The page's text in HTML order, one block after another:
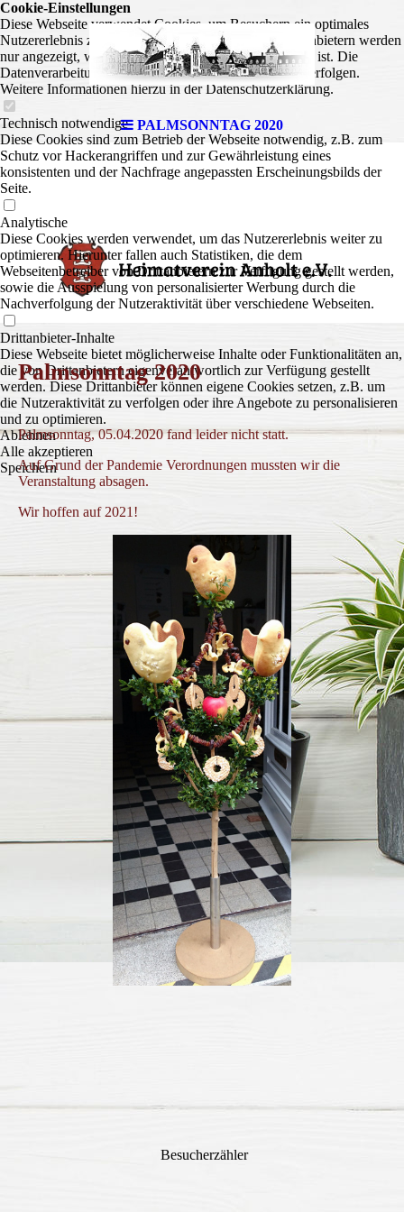
PALMSONNTAG 2020
175 Jahre
Palmsonntag 2020
Palmsonntag, 05.04.2020 fand leider nicht statt.
Auf Grund der Pandemie Verordnungen mussten wir die
Veranstaltung absagen.
Wir hoffen auf 2021!
Besucherzähler
Cookie-Einstellungen
Diese Webseite verwendet Cookies, um Besuchern ein optimales
Nutzererlebnis zu bieten. Bestimmte Inhalte von Drittanbietern werden
nur angezeigt, wenn die entsprechende Option aktiviert ist. Die
Datenverarbeitung kann dann auch in einem Drittland erfolgen.
Weitere Informationen hierzu in der Datenschutzerklärung.
Technisch notwendige
Diese Cookies sind zum Betrieb der Webseite notwendig, z.B. zum
Schutz vor Hackerangriffen und zur Gewährleistung eines
konsistenten und der Nachfrage angepassten Erscheinungsbilds der
Seite.
Analytische
Diese Cookies werden verwendet, um das Nutzererlebnis weiter zu
optimieren. Hierunter fallen auch Statistiken, die dem
Webseitenbetreiber von Drittanbietern zur Verfügung gestellt werden,
sowie die Ausspielung von personalisierter Werbung durch die
Nachverfolgung der Nutzeraktivität über verschiedene Webseiten.
Drittanbieter-Inhalte
Diese Webseite bietet möglicherweise Inhalte oder Funktionalitäten an,
die von Drittanbietern eigenverantwortlich zur Verfügung gestellt
werden. Diese Drittanbieter können eigene Cookies setzen, z.B. um
die Nutzeraktivität zu verfolgen oder ihre Angebote zu personalisieren
und zu optimieren.
Ablehnen
Alle akzeptieren
Speichern